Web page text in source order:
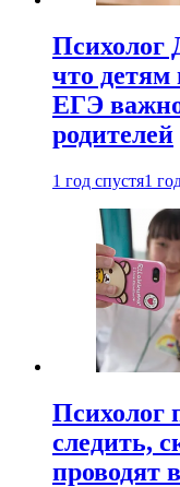
Психолог
что детям
ЕГЭ
родителей
1 год спустя1
Психолог
следить,
проводят